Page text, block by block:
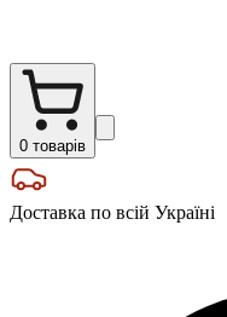
0 товарів
Доставка по всій Україні